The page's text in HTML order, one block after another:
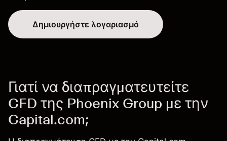
Δημιουργήστε λογαριασμό
Γιατί να διαπραγματευτείτε
CFD της Phoenix Group με την
Capital.com;